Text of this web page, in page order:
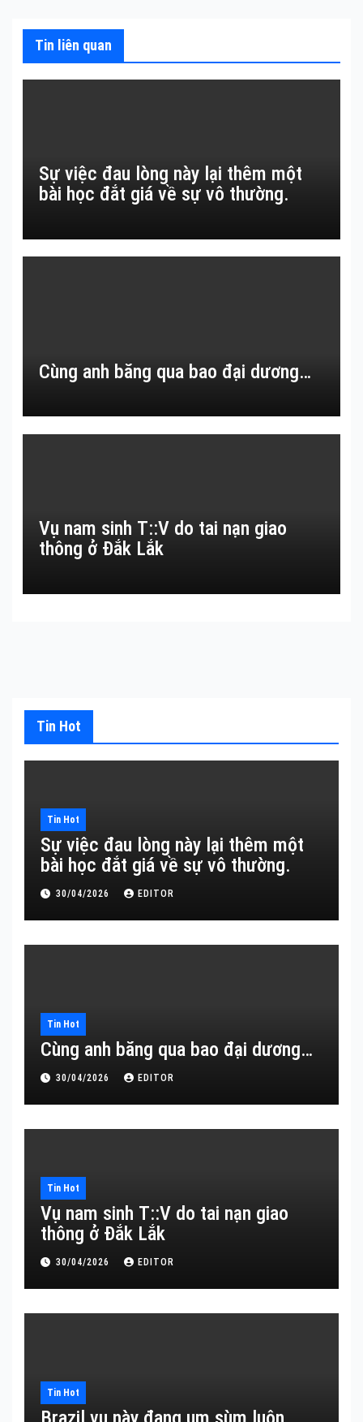
Tin liên quan
Sự việc đau lòng này lại thêm một
bài học đắt giá về sự vô thường.
Cùng anh băng qua bao đại dương…
Vụ nam sinh T::V do tai nạn giao
thông ở Đắk Lắk
Tin Hot
Tin Hot
Sự việc đau lòng này lại thêm một
bài học đắt giá về sự vô thường.
30/04/2026 EDITOR
Tin Hot
Cùng anh băng qua bao đại dương…
30/04/2026 EDITOR
Tin Hot
Vụ nam sinh T::V do tai nạn giao
thông ở Đắk Lắk
30/04/2026 EDITOR
Tin Hot